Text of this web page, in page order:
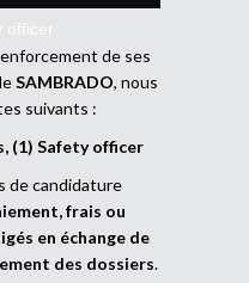
officer
de ses
SAMBRADO, nous
suivants :
(1) Safety officer
de candidature
frais ou
en échange de
des dossiers.